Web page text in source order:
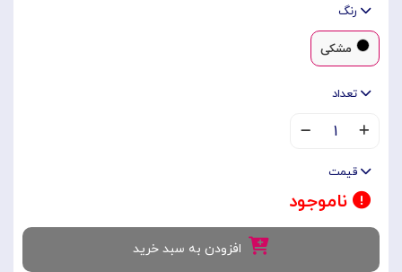
رنگ
مشکی
تعداد
۱
قیمت
ناموجود
افزودن به سبد خرید